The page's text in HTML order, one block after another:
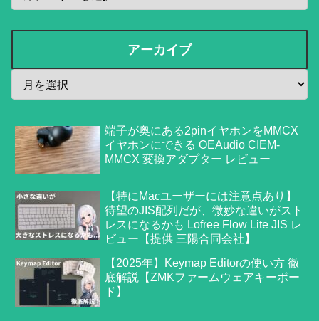
アーカイブ
端子が奥にある2pinイヤホンをMMCX
イヤホンにできる OEAudio CIEM-
MMCX 変換アダプター レビュー
【特にMacユーザーには注意点あり】
待望のJIS配列だが、微妙な違いがスト
レスになるかも Lofree Flow Lite JIS レ
ビュー【提供 三陽合同会社】
【2025年】Keymap Editorの使い方 徹
底解説【ZMKファームウェアキーボー
ド】